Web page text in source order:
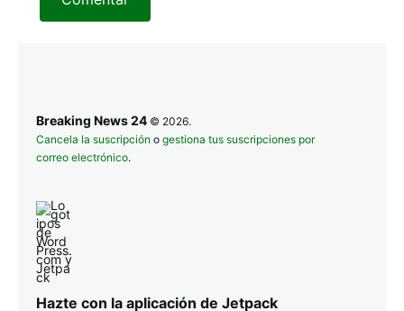
Breaking News 24 © 2026.
Cancela la suscripción o gestiona tus suscripciones por
correo electrónico.
Hazte con la aplicación de Jetpack